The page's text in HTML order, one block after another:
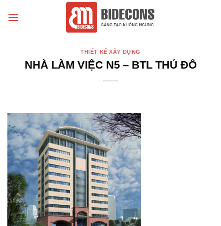
đến
THIẾT KẾ XÂY DỰNG
NHÀ LÀM VIỆC N5 – BTL THỦ ĐÔ